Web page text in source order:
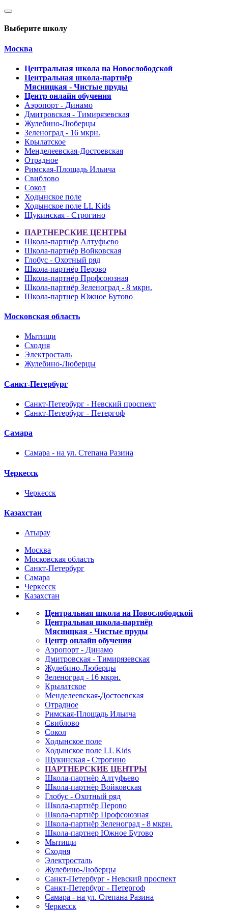
Выберите школу
Москва
Центральная школа на Новослободской
Центральная школа-партнёр
Мясницкая - Чистые пруды
Центр онлайн обучения
Аэропорт - Динамо
Дмитровская - Тимирязевская
Жулебино-Люберцы
Зеленоград - 16 мкрн.
Крылатское
Менделеевская-Достоевская
Отрадное
Римская-Площадь Ильича
Свиблово
Сокол
Ходынское поле
Ходынское поле LL Kids
Щукинская - Строгино
ПАРТНЕРСКИЕ ЦЕНТРЫ
Школа-партнёр Алтуфьево
Школа-партнёр Войковская
Глобус - Охотный ряд
Школа-партнёр Перово
Школа-партнёр Профсоюзная
Школа-партнёр Зеленоград - 8 мкрн.
Школа-партнер Южное Бутово
Московская область
Мытищи
Сходня
Электросталь
Жулебино-Люберцы
Санкт-Петербург
Санкт-Петербург - Невский проспект
Санкт-Петербург - Петергоф
Самара
Самара - на ул. Степана Разина
Черкесск
Черкесск
Казахстан
Атырау
Москва
Московская область
Санкт-Петербург
Самара
Черкесск
Казахстан
Центральная школа на Новослободской
Центральная школа-партнёр
Мясницкая - Чистые пруды
Центр онлайн обучения
Аэропорт - Динамо
Дмитровская - Тимирязевская
Жулебино-Люберцы
Зеленоград - 16 мкрн.
Крылатское
Менделеевская-Достоевская
Отрадное
Римская-Площадь Ильича
Свиблово
Сокол
Ходынское поле
Ходынское поле LL Kids
Щукинская - Строгино
ПАРТНЕРСКИЕ ЦЕНТРЫ
Школа-партнёр Алтуфьево
Школа-партнёр Войковская
Глобус - Охотный ряд
Школа-партнёр Перово
Школа-партнёр Профсоюзная
Школа-партнёр Зеленоград - 8 мкрн.
Школа-партнер Южное Бутово
Мытищи
Сходня
Электросталь
Жулебино-Люберцы
Санкт-Петербург - Невский проспект
Санкт-Петербург - Петергоф
Самара - на ул. Степана Разина
Черкесск